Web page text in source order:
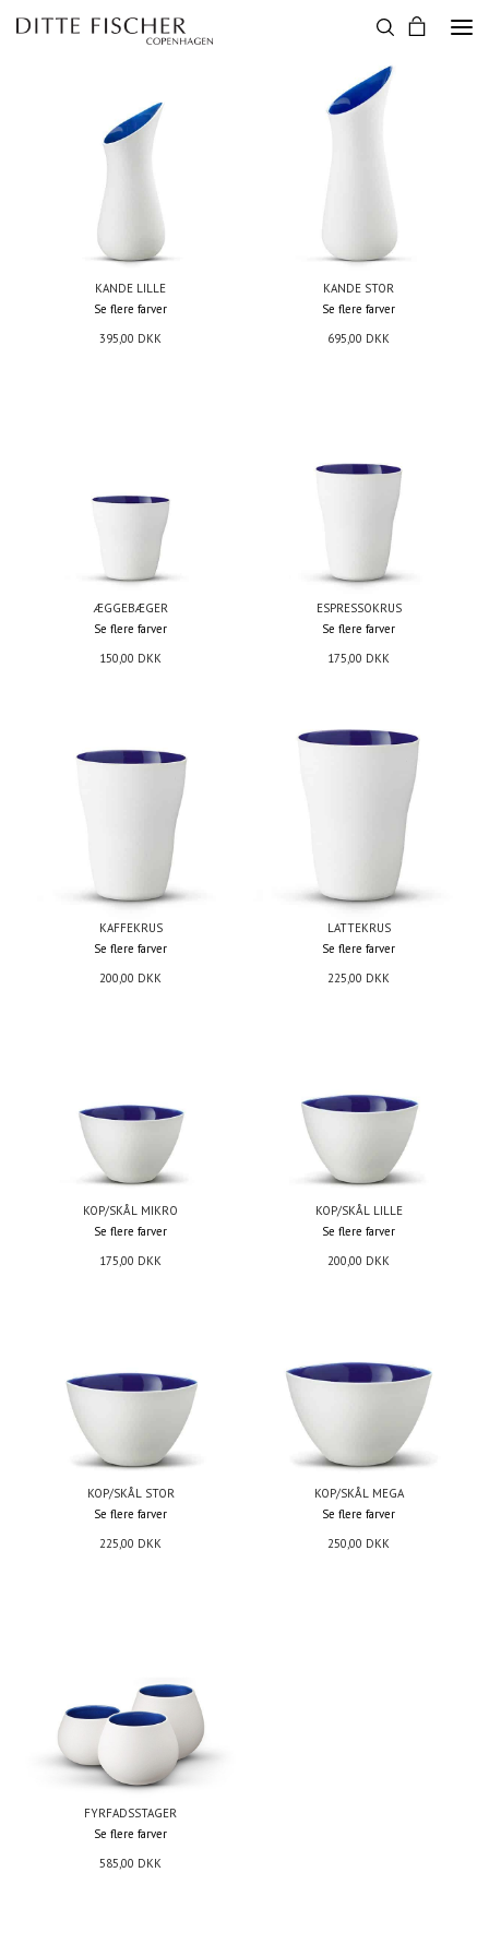
KANDE LILLE
Se flere farver
395,00 DKK
KANDE STOR
Se flere farver
695,00 DKK
ÆGGEBÆGER
Se flere farver
150,00 DKK
ESPRESSOKRUS
Se flere farver
175,00 DKK
KAFFEKRUS
Se flere farver
200,00 DKK
LATTEKRUS
Se flere farver
225,00 DKK
KOP/SKÅL MIKRO
Se flere farver
175,00 DKK
KOP/SKÅL LILLE
Se flere farver
200,00 DKK
KOP/SKÅL STOR
Se flere farver
225,00 DKK
KOP/SKÅL MEGA
Se flere farver
250,00 DKK
FYRFADSSTAGER
Se flere farver
585,00 DKK